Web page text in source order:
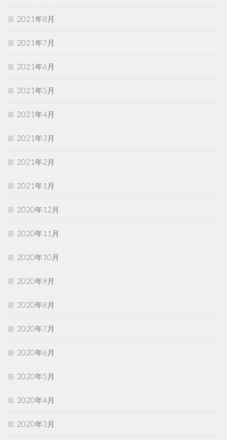
2021年8月
2021年7月
2021年6月
2021年5月
2021年4月
2021年3月
2021年2月
2021年1月
2020年12月
2020年11月
2020年10月
2020年9月
2020年8月
2020年7月
2020年6月
2020年5月
2020年4月
2020年3月